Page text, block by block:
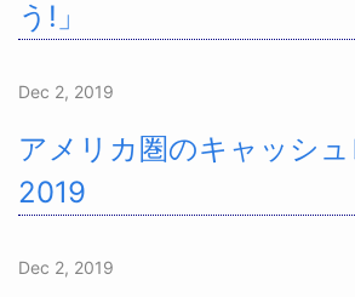
う!」
Dec 2, 2019
アメリカ圏のキャッシ
2019
Dec 2, 2019